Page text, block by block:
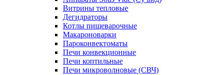
Витрины тепловые
Дегидраторы
Котлы пищеварочные
Макароноварки
Пароконвектоматы
Печи конвекционные
Печи коптильные
Печи микроволновые (СВЧ)